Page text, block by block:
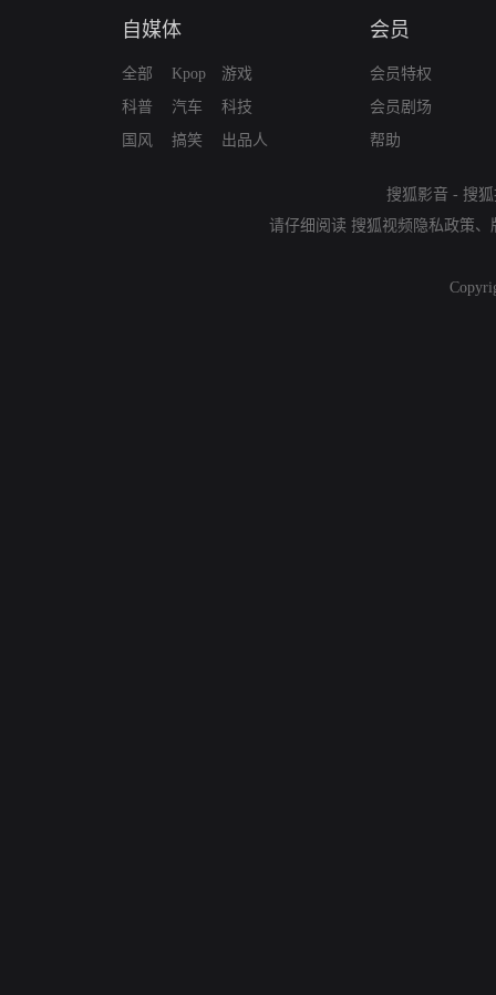
自媒体
全部
科普
国风
Kpop
汽车
搞笑
游戏
科技
出品人
会员
会员特权
会员剧场
帮助
搜狐影音 - 搜
请仔细阅读 搜狐视频隐私政策、